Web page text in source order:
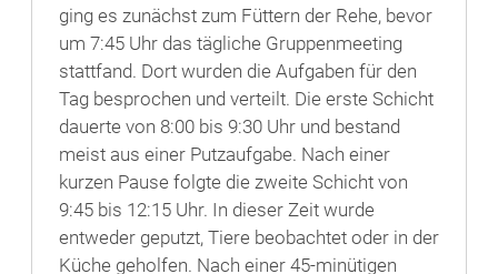
ging es zunächst zum Füttern der Rehe, bevor
um 7:45 Uhr das tägliche Gruppenmeeting
stattfand. Dort wurden die Aufgaben für den
Tag besprochen und verteilt. Die erste Schicht
dauerte von 8:00 bis 9:30 Uhr und bestand
meist aus einer Putzaufgabe. Nach einer
kurzen Pause folgte die zweite Schicht von
9:45 bis 12:15 Uhr. In dieser Zeit wurde
entweder geputzt, Tiere beobachtet oder in der
Küche geholfen. Nach einer 45-minütigen